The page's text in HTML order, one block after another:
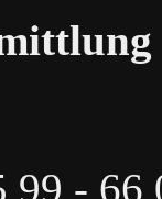
99 - 66